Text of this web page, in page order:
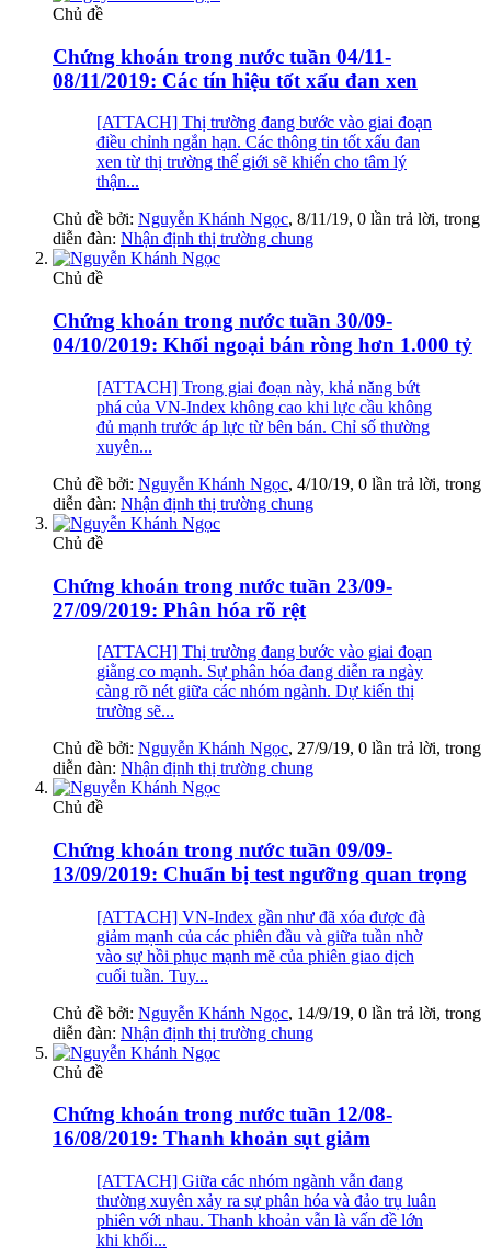
Chủ đề
Chứng khoán trong nước tuần 04/11-
08/11/2019: Các tín hiệu tốt xấu đan xen
[ATTACH] Thị trường đang bước vào giai đoạn
điều chỉnh ngắn hạn. Các thông tin tốt xấu đan
xen từ thị trường thế giới sẽ khiến cho tâm lý
thận...
Chủ đề bởi: Nguyễn Khánh Ngọc, 8/11/19, 0 lần trả lời, trong
diễn đàn: Nhận định thị trường chung
Chủ đề
Chứng khoán trong nước tuần 30/09-
04/10/2019: Khối ngoại bán ròng hơn 1.000 tỷ
[ATTACH] Trong giai đoạn này, khả năng bứt
phá của VN-Index không cao khi lực cầu không
đủ mạnh trước áp lực từ bên bán. Chỉ số thường
xuyên...
Chủ đề bởi: Nguyễn Khánh Ngọc, 4/10/19, 0 lần trả lời, trong
diễn đàn: Nhận định thị trường chung
Chủ đề
Chứng khoán trong nước tuần 23/09-
27/09/2019: Phân hóa rõ rệt
[ATTACH] Thị trường đang bước vào giai đoạn
giằng co mạnh. Sự phân hóa đang diễn ra ngày
càng rõ nét giữa các nhóm ngành. Dự kiến thị
trường sẽ...
Chủ đề bởi: Nguyễn Khánh Ngọc, 27/9/19, 0 lần trả lời, trong
diễn đàn: Nhận định thị trường chung
Chủ đề
Chứng khoán trong nước tuần 09/09-
13/09/2019: Chuẩn bị test ngưỡng quan trọng
[ATTACH] VN-Index gần như đã xóa được đà
giảm mạnh của các phiên đầu và giữa tuần nhờ
vào sự hồi phục mạnh mẽ của phiên giao dịch
cuối tuần. Tuy...
Chủ đề bởi: Nguyễn Khánh Ngọc, 14/9/19, 0 lần trả lời, trong
diễn đàn: Nhận định thị trường chung
Chủ đề
Chứng khoán trong nước tuần 12/08-
16/08/2019: Thanh khoản sụt giảm
[ATTACH] Giữa các nhóm ngành vẫn đang
thường xuyên xảy ra sự phân hóa và đảo trụ luân
phiên với nhau. Thanh khoản vẫn là vấn đề lớn
khi khối...